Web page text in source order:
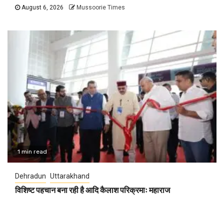
August 6, 2026 Mussoorie Times
1 min read
Dehradun Uttarakhand
विशिष्ट पहचान बना रही है आदि कैलाश परिक्रमाः महाराज